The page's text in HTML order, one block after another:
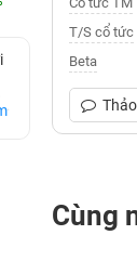
T/S cổ tức
Beta
Cùng